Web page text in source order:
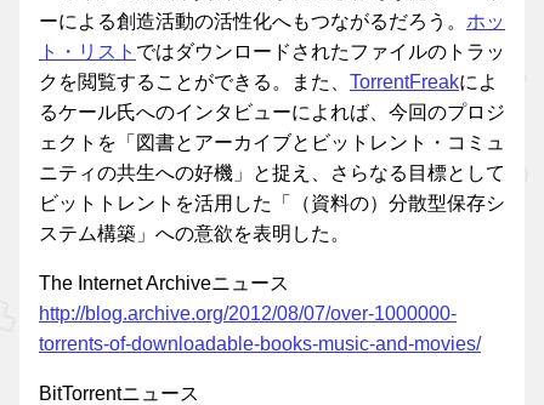
ーによる創造活動の活性化へもつながるだろう。 ホッ
ト・リスト ではダウンロードされたファイルのトラッ
クを閲覧することができる。また、 TorrentFreakによ
るケール氏へのインタビューによれば、今回のプロジ
ェクトを「図書とアーカイブとビットレント・コミュ
ニティの共生への好機」と捉え、さらなる目標として
ビットトレントを活用した「（資料の）分散型保存シ
ステム構築」への意欲を表明した。
The Internet Archiveニュース
http://blog.archive.org/2012/08/07/over-1000000-
torrents-of-downloadable-books-music-and-movies/
BitTorrentニュース